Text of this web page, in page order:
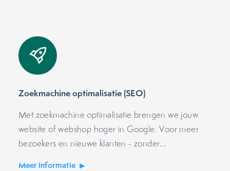
Zoekmachine optimalisatie (SEO)
Met zoekmachine optimalisatie brengen we jouw
website of webshop hoger in Google. Voor meer
bezoekers en nieuwe klanten - zonder...
Meer informatie